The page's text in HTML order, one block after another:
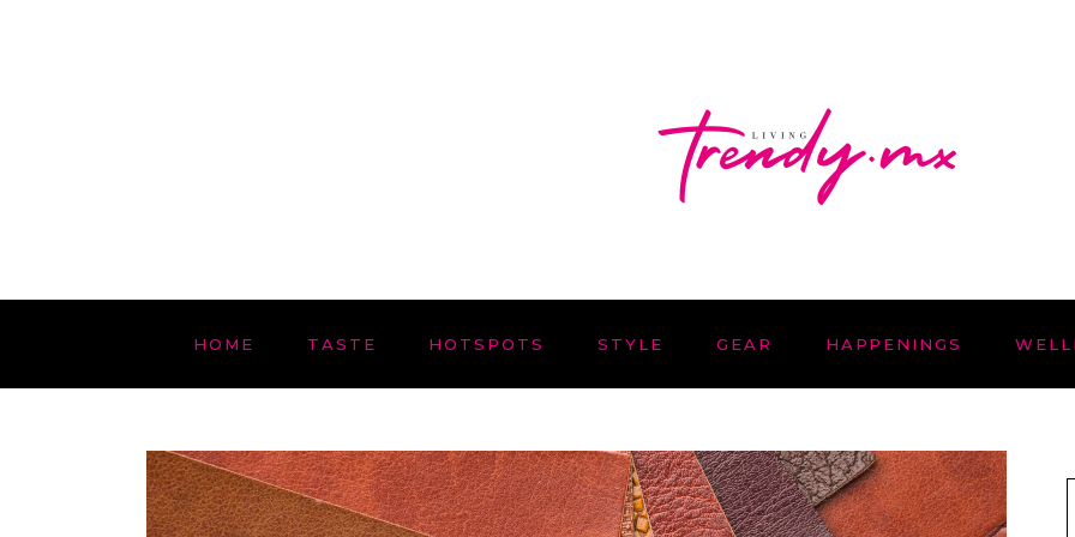
HOME TASTE HOTSPOTS STYLE GEAR HAPPENINGS